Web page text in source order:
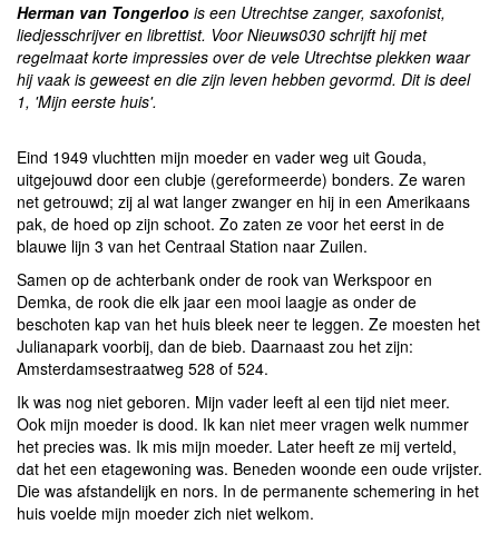
Herman van Tongerloo is een Utrechtse zanger, saxofonist,
liedjesschrijver en librettist. Voor Nieuws030 schrijft hij met
regelmaat korte impressies over de vele Utrechtse plekken waar
hij vaak is geweest en die zijn leven hebben gevormd. Dit is deel
1, 'Mijn eerste huis'.
Eind 1949 vluchtten mijn moeder en vader weg uit Gouda,
uitgejouwd door een clubje (gereformeerde) bonders. Ze waren
net getrouwd; zij al wat langer zwanger en hij in een Amerikaans
pak, de hoed op zijn schoot. Zo zaten ze voor het eerst in de
blauwe lijn 3 van het Centraal Station naar Zuilen.
Samen op de achterbank onder de rook van Werkspoor en
Demka, de rook die elk jaar een mooi laagje as onder de
beschoten kap van het huis bleek neer te leggen. Ze moesten het
Julianapark voorbij, dan de bieb. Daarnaast zou het zijn:
Amsterdamsestraatweg 528 of 524.
Ik was nog niet geboren. Mijn vader leeft al een tijd niet meer.
Ook mijn moeder is dood. Ik kan niet meer vragen welk nummer
het precies was. Ik mis mijn moeder. Later heeft ze mij verteld,
dat het een etagewoning was. Beneden woonde een oude vrijster.
Die was afstandelijk en nors. In de permanente schemering in het
huis voelde mijn moeder zich niet welkom.